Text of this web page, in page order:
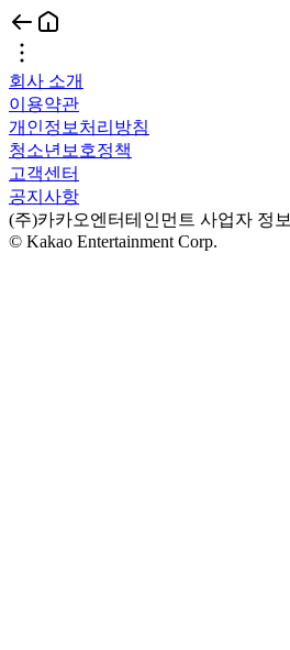
회사 소개
이용약관
개인정보처리방침
청소년보호정책
고객센터
공지사항
(주)카카오엔터테인먼트 사업자 정보
© Kakao Entertainment Corp.